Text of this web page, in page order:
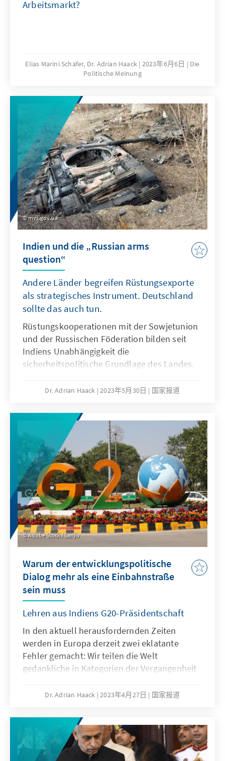
Arbeitsmarkt?
Elias Marini Schäfer, Dr. Adrian Haack 2023年6月6日
Die
Politische Meinung
mvs.gov.ua
Indien und die „Russian arms
question“
Andere Länder begreifen Rüstungsexporte
als strategisches Instrument. Deutschland
sollte das auch tun.
Rüstungskooperationen mit der Sowjetunion
und der Russischen Föderation bilden seit
Indiens Unabhängigkeit die
sicherheitspolitische Grundlage des Landes.
Linie eine tiefe Abhängigkeit Neu-Delhis von
indische Regierung lösen will und lösen muss,
da der Abstieg des zweitgrößten
Rüstungsexporteurs gerade die strategische
Tektonik in weiten Teilen des globalen
Südens verschiebt.
Dr. Adrian Haack 2023年5月30日 国家报道
Adobe Stock / Sanjiv
Warum der entwicklungspolitische
Dialog mehr als eine Einbahnstraße
sein muss
Lehren aus Indiens G20-Präsidentschaft
In den aktuell herausfordernden Zeiten
werden in Europa derzeit zwei eklatante
Fehler gemacht: Wir teilen die Welt
gedankliche in Kategorien der Vergangenheit
aufstrebenden Regionen wie Indien immer
die Geberländer den entwicklungspolitischen
Dialog als Einbahnstraße – und das können
wir uns nicht mehr erlauben.
Dr. Adrian Haack 2023年4月27日 国家报道